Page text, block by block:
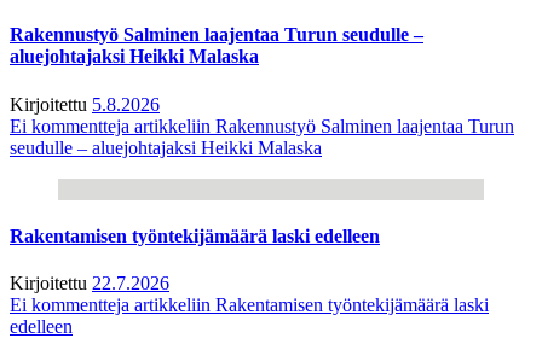
Rakennustyö Salminen laajentaa Turun seudulle –
aluejohtajaksi Heikki Malaska
Kirjoitettu 5.8.2026
Ei kommentteja artikkeliin Rakennustyö Salminen laajentaa Turun
seudulle – aluejohtajaksi Heikki Malaska
Rakentamisen työntekijämäärä laski edelleen
Kirjoitettu 22.7.2026
Ei kommentteja artikkeliin Rakentamisen työntekijämäärä laski
edelleen